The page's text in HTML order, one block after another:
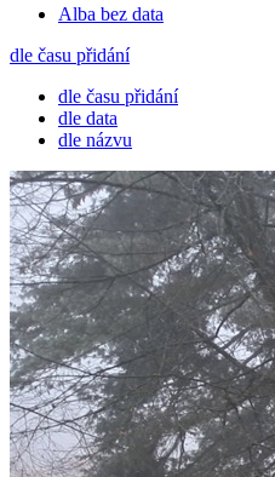
Alba bez data
dle času přidání
dle času přidání
dle data
dle názvu